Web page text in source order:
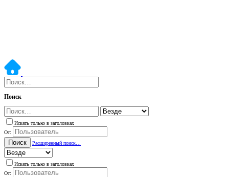
Поиск
Искать только в заголовках
От:
Поиск Расширенный поиск…
Искать только в заголовках
От: